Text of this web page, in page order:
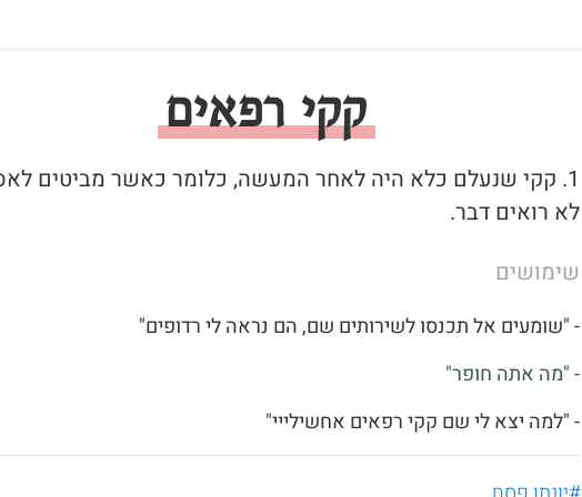
קקי רפאים
1. קקי שנעלם כלא היה לאחר המעשה, כלומר כאשר מביטים
לא רואים דבר.
שימושים
- "שומעים אל תכנסו לשירותים שם, הם נראה לי רדופים"
- "מה אתה חופר"
- "למה יצא לי שם קקי רפאים אחשילייי"